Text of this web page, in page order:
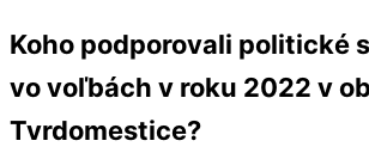
Koho podporovali politické
vo voľbách v roku 2022 v
Tvrdomestice?